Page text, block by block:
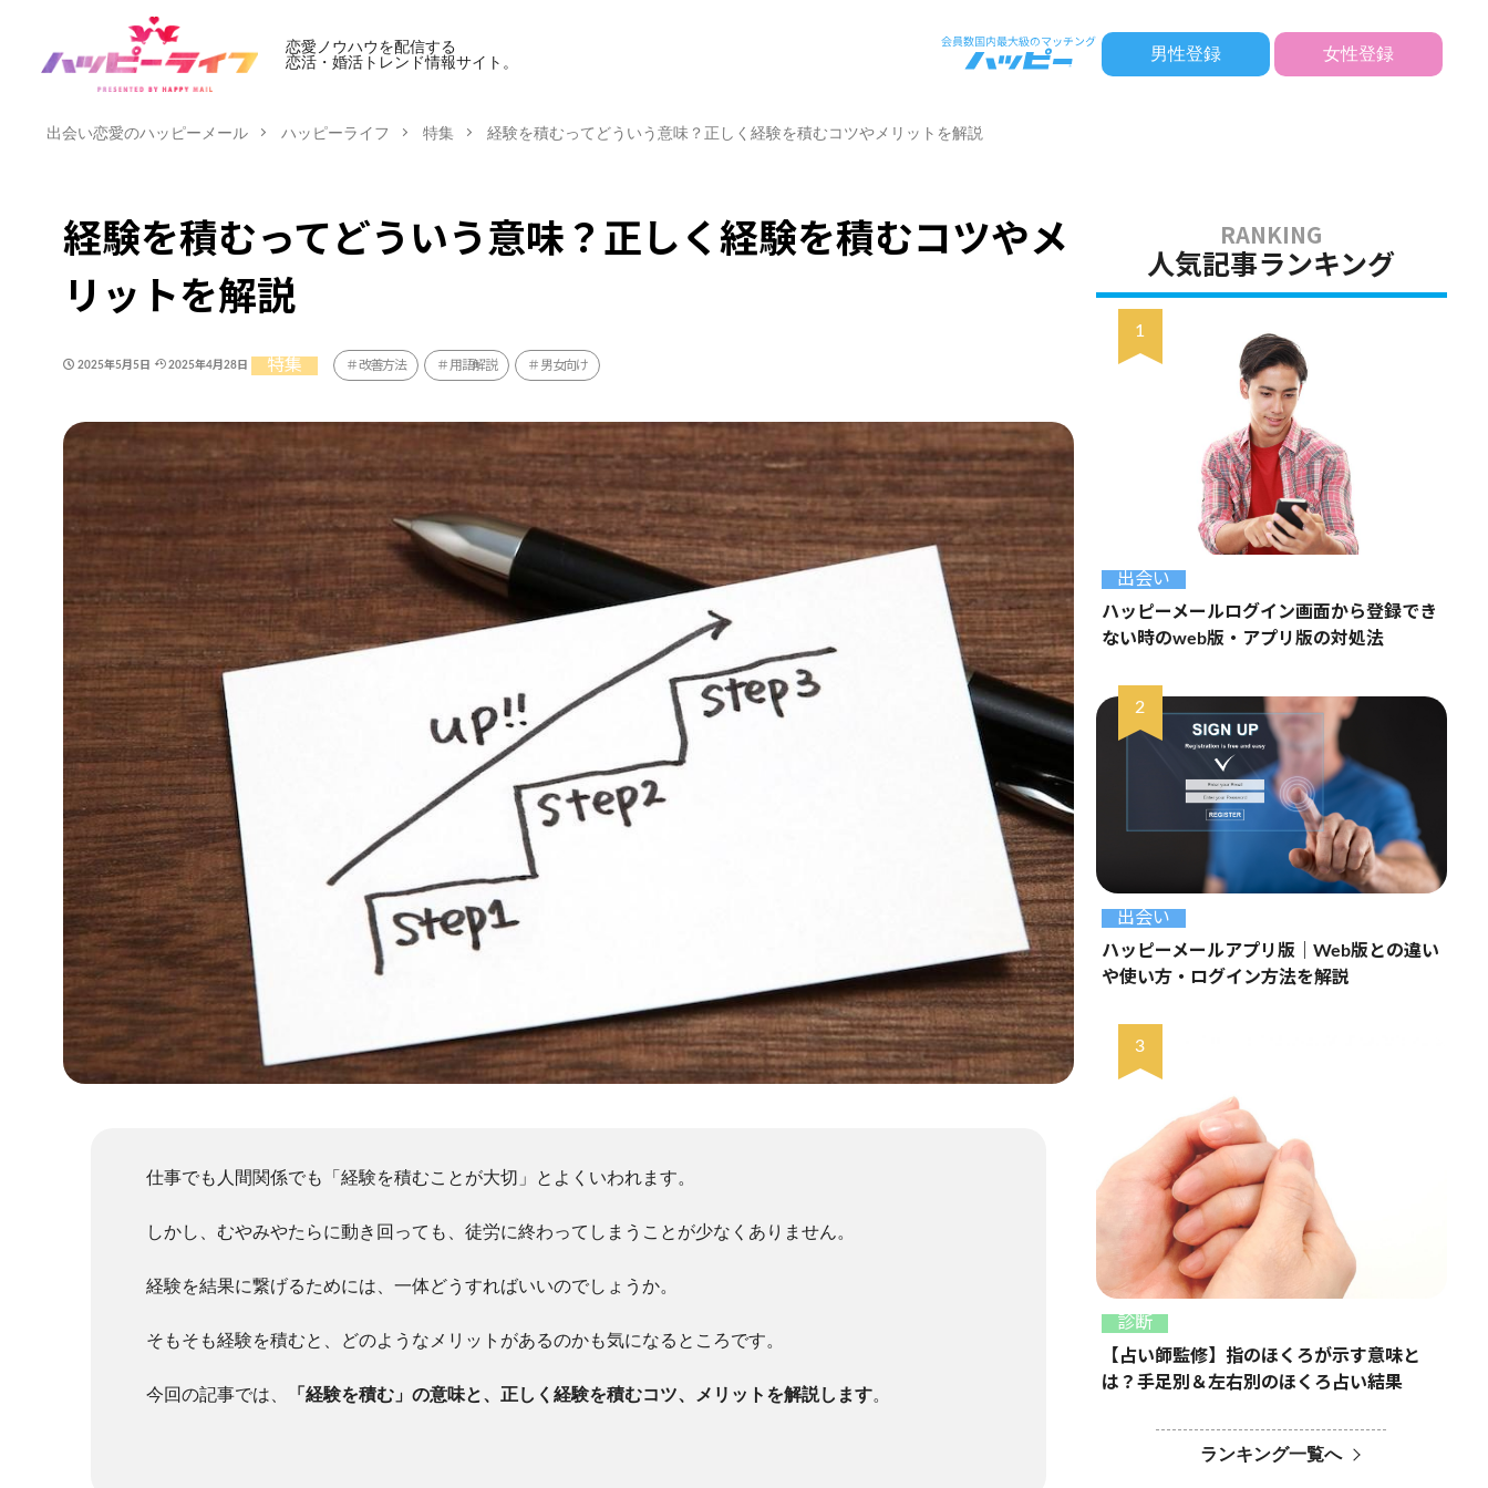
恋愛ノウハウを配信する
恋活・婚活トレンド情報サイト。
男性登録 女性登録
出会い恋愛のハッピーメール ハッピーライフ 特集 経験を積むってどういう意味？正しく経験を積むコツやメリットを解説
経験を積むってどういう意味？正しく経験を積むコツやメ
リットを解説
2025年5月5日 2025年4月28日 特集 改善方法 用語解説 男女向け
仕事でも人間関係でも「経験を積むことが大切」とよくいわれます。
しかし、むやみやたらに動き回っても、徒労に終わってしまうことが少なくありません。
経験を結果に繋げるためには、一体どうすればいいのでしょうか。
そもそも経験を積むと、どのようなメリットがあるのかも気になるところです。
今回の記事では、 「経験を積む」の意味と、正しく経験を積むコツ、メリットを解説します。
人気記事ランキング
出会い
ハッピーメールログイン画面から登録でき
ない時のweb版・アプリ版の対処法
出会い
ハッピーメールアプリ版｜Web版との違い
や使い方・ログイン方法を解説
診断
【占い師監修】指のほくろが示す意味と
は？手足別＆左右別のほくろ占い結果
ランキング一覧へ